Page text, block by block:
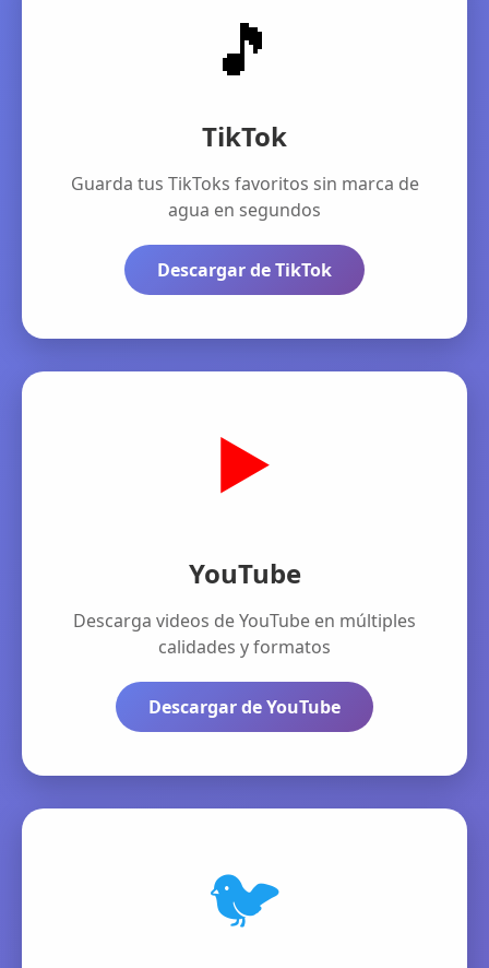
🎵
TikTok
Guarda tus TikToks favoritos sin marca de
agua en segundos
Descargar de TikTok
▶️
YouTube
Descarga videos de YouTube en múltiples
calidades y formatos
Descargar de YouTube
🐦